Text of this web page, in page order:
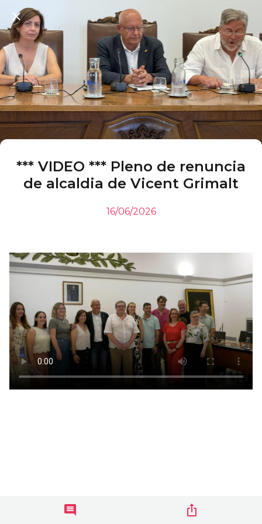
*** VIDEO *** Pleno de renuncia
de alcaldia de Vicent Grimalt
16/06/2026